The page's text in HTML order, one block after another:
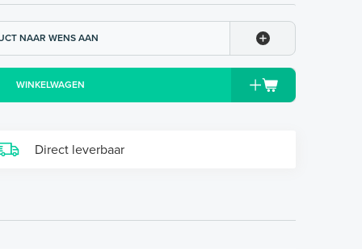
NAAR WENS AAN
WINKELWAGEN
Direct leverbaar